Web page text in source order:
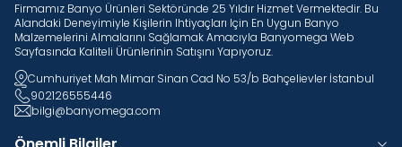
Firmamız Banyo Ürünleri Sektöründe 25 Yıldır Hizmet Vermektedir. Bu
Alandaki Deneyimiyle Kişilerin Ihtiyaçları Için En Uygun Banyo
Malzemelerini Almalarını Sağlamak Amacıyla Banyomega Web
Sayfasında Kaliteli Ürünlerinin Satışını Yapıyoruz.
Cumhuriyet Mah Mimar Sinan Cad No 53/b Bahçelievler İstanbul
902126555446
bilgi@banyomega.com